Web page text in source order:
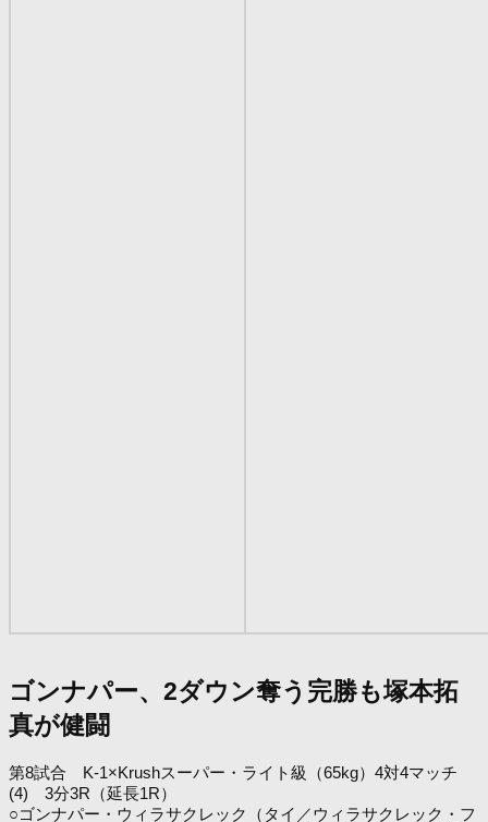
ゴンナパー、2ダウン奪う完勝も塚本拓
真が健闘
第8試合 K-1×Krushスーパー・ライト級（65kg）4対4マッチ
(4) 3分3R（延長1R）
○ゴンナパー・ウィラサクレック
（タイ／ウィラサクレック・フ